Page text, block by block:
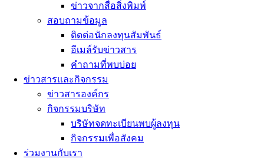
ข่าวจากสื่อสิ่งพิมพ์
สอบถามข้อมูล
ติดต่อนักลงทุนสัมพันธ์
อีเมล์รับข่าวสาร
คำถามที่พบบ่อย
ข่าวสารและกิจกรรม
ข่าวสารองค์กร
กิจกรรมบริษัท
บริษัทจดทะเบียนพบผู้ลงทุน
กิจกรรมเพื่อสังคม
ร่วมงานกับเรา